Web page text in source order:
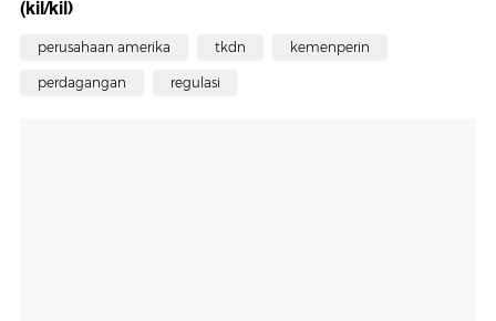
(kil/kil)
perusahaan amerika tkdn kemenperin
perdagangan regulasi